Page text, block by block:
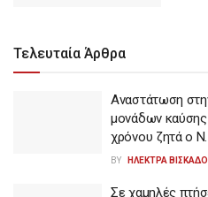
Τελευταία Άρθρα
Αναστάτωση
μονάδων
χρόνου ζητά ο
BY ΗΛΕΚΤΡΑ
Σε χαμηλές